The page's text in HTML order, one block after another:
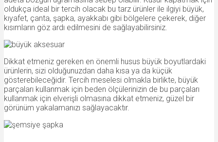
oldukça ideal bir tercih olacak bu tarz ürünler ile ilgiyi büyük,
kıyafet, çanta, şapka, ayakkabı gibi bölgelere çekerek, diğer
kısımların göz ardı edilmesini de sağlayabilirsiniz.
Dikkat etmeniz gereken en önemli husus büyük boyutlardaki
ürünlerin, sizi olduğunuzdan daha kısa ya da küçük
gösterebileceğidir. Tercih meselesi olmakla birlikte, büyük
parçaları kullanmak için beden ölçülerinizin de bu parçaları
kullanmak için elverişli olmasına dikkat etmeniz, güzel bir
görünüm yakalamanızı sağlayacaktır.